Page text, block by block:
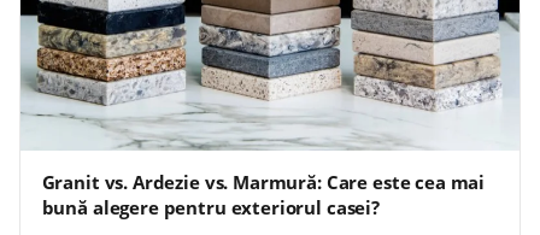
Granit vs. Ardezie vs. Marmură: Care este cea mai
bună alegere pentru exteriorul casei?